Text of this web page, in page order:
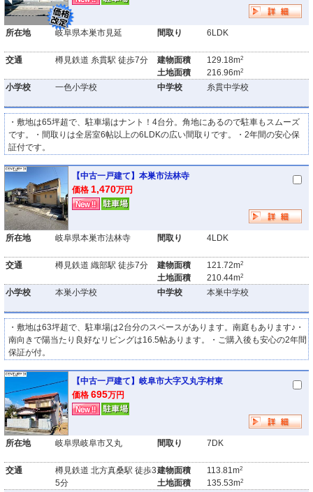
所在地 岐阜県本巣市見延 間取り 6LDK
交通 樽見鉄道 糸貫駅 徒歩7分
建物面積
土地面積
129.18m2
216.96m2
小学校 一色小学校 中学校 糸貫中学校
・敷地は65坪超で、駐車場はナント！4台分。角地にあるので駐車もスムーズ
です。・間取りは全居室6帖以上の6LDKの広い間取りです。・2年間の安心保
証付です。
【中古一戸建て】本巣市法林寺
価格 1,470万円
所在地 岐阜県本巣市法林寺 間取り 4LDK
交通 樽見鉄道 織部駅 徒歩7分
建物面積
土地面積
121.72m2
210.44m2
小学校 本巣小学校 中学校 本巣中学校
・敷地は63坪超で、駐車場は2台分のスペースがあります。南庭もあります♪・
南向きで陽当たり良好なリビングは16.5帖あります。・ご購入後も安心の2年間
保証が付。
【中古一戸建て】岐阜市大字又丸字村東
価格 695万円
所在地 岐阜県岐阜市又丸 間取り 7DK
交通
樽見鉄道 北方真桑駅 徒歩3
5分
建物面積
土地面積
113.81m2
135.53m2